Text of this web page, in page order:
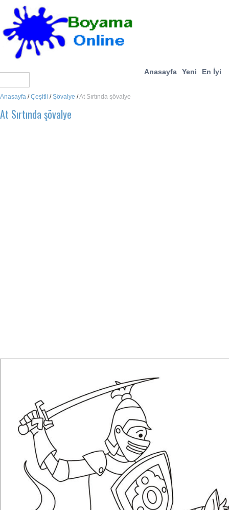
Anasayfa Yeni En İyi
Anasayfa /Çeşitli /Şövalye /At Sırtında şövalye
At Sırtında şövalye